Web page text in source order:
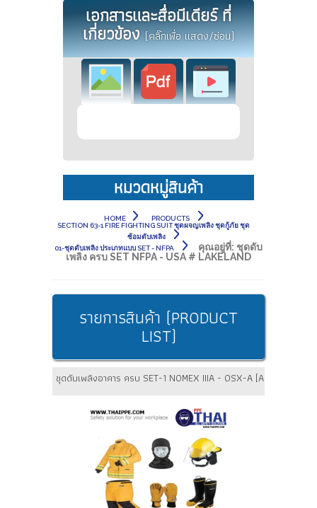
เอกสารและสื่อมีเดียร์ ที่
เกี่ยวข้อง(คลิ๊กเพื่อ แสดง/ซ่อน)
หมวดหมู่สินค้า
HOME
PRODUCTS
SECTION 63-1 FIRE FIGHTING SUIT ชุดผจญเพลิง ชุดกู้ภัย ชุด
ซ้อมดับเพลิง
01-ชุดดับเพลิง ประเภทแบบ SET - NFPA
คุณอยู่ที่: ชุดดับ
เพลิง ครบ SET NFPA - USA # LAKELAND
รายการสินค้า (PRODUCT
LIST)
ชุดดับเพลิงอาคาร ครบ SET-1 NOMEX IIIA - OSX-A [A10, Attack]